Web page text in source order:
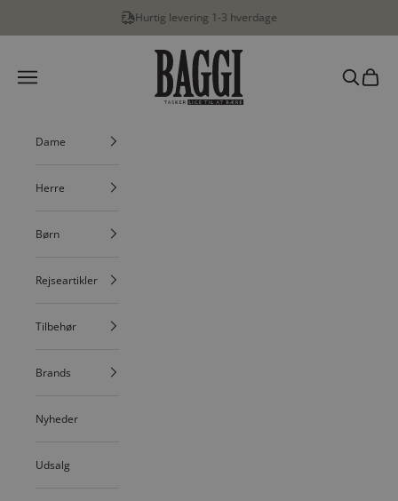
Hurtig levering 1-3 hverdage
BAGGI
Menu
Søg
Dame
Herre
Børn
Rejseartikler
Tilbehør
Brands
Nyheder
Udsalg